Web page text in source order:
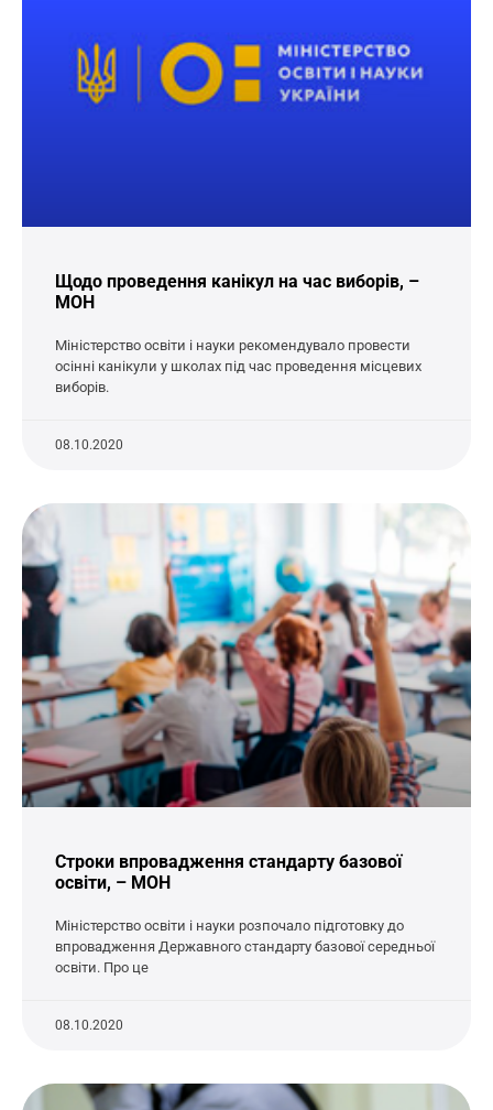
Щодо проведення канікул на час виборів, –
МОН
Міністерство освіти і науки рекомендувало провести
осінні канікули у школах під час проведення місцевих
виборів.
08.10.2020
Строки впровадження стандарту базової
освіти, – МОН
Міністерство освіти і науки розпочало підготовку до
впровадження Державного стандарту базової середньої
освіти. Про це
08.10.2020